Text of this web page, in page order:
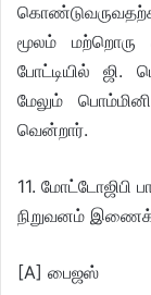
மூலம் மற்றொரு
போட்டியில் ஜி.
மேலும்
வென்றார்.
11. மோட்டோஜிபி
நிறுவனம்
[A] பைஜஸ்